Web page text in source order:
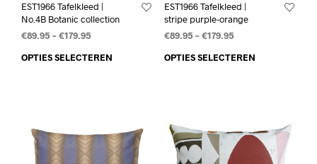
EST1966 Tafelkleed |
No.4B Botanic collection
€89.95–€179.95
OPTIES SELECTEREN
EST1966 Tafelkleed |
stripe purple-orange
€89.95–€179.95
OPTIES SELECTEREN